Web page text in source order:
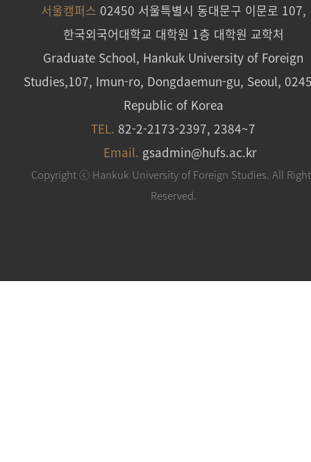
서울캠퍼스 02450 서울특별시 동대문구 이문로 107,
한국외국어대학교 대학원 1층 대학원 교학처
Graduate School, Hankuk University of Foreign
Studies,107, Imun-ro, Dongdaemun-gu, Seoul,
Republic of Korea
TEL. 82-2-2173-2397, 2384~7
Email. gsadmin@hufs.ac.kr
Copyright ⓒ Hankuk University of Foreign Studies. All
Reserved.